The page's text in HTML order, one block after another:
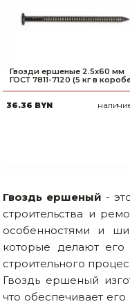
Гвозди ершеные 2.5х60 мм
ГОСТ 7811-7120 (5 кг в
36.36 BYN
Гвоздь ершеный -
строительства и
особенностями и
которые делают его
строительного
Гвоздь ершеный
что обеспечивает